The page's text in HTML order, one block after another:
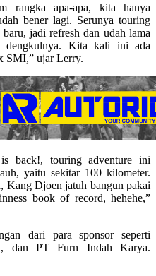
rangka apa-apa, kita hanya
bener lagi. Serunya touring
jadi refresh dan udah lama
dengkulnya. Kita kali ini ada
SMI,” ujar Lerry.
is back!, touring adventure ini
yaitu sekitar 100 kilometer.
Kang Djoen jatuh bangun pakai
book of record, hehehe,”
dari para sponsor seperti
dan PT Furn Indah Karya.